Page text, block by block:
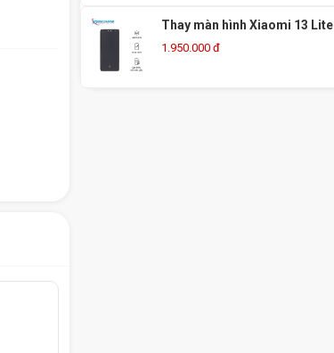
Thay màn hình Xiaomi 13 Lite
1.950.000 đ